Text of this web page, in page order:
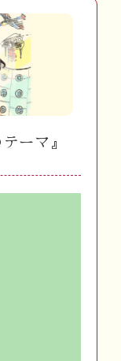
ーマ』